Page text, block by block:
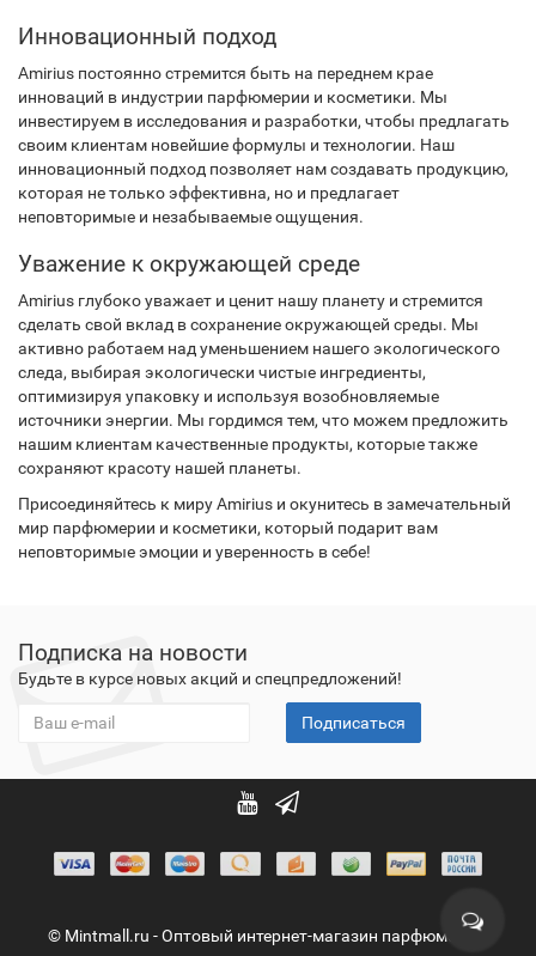
Инновационный подход
Amirius постоянно стремится быть на переднем крае
инноваций в индустрии парфюмерии и косметики. Мы
инвестируем в исследования и разработки, чтобы предлагать
своим клиентам новейшие формулы и технологии. Наш
инновационный подход позволяет нам создавать продукцию,
которая не только эффективна, но и предлагает
неповторимые и незабываемые ощущения.
Уважение к окружающей среде
Amirius глубоко уважает и ценит нашу планету и стремится
сделать свой вклад в сохранение окружающей среды. Мы
активно работаем над уменьшением нашего экологического
следа, выбирая экологически чистые ингредиенты,
оптимизируя упаковку и используя возобновляемые
источники энергии. Мы гордимся тем, что можем предложить
нашим клиентам качественные продукты, которые также
сохраняют красоту нашей планеты.
Присоединяйтесь к миру Amirius и окунитесь в замечательный
мир парфюмерии и косметики, который подарит вам
неповторимые эмоции и уверенность в себе!
Подписка на новости
Будьте в курсе новых акций и спецпредложений!
Подписаться
© Mintmall.ru - Оптовый интернет-магазин парфюмерии,